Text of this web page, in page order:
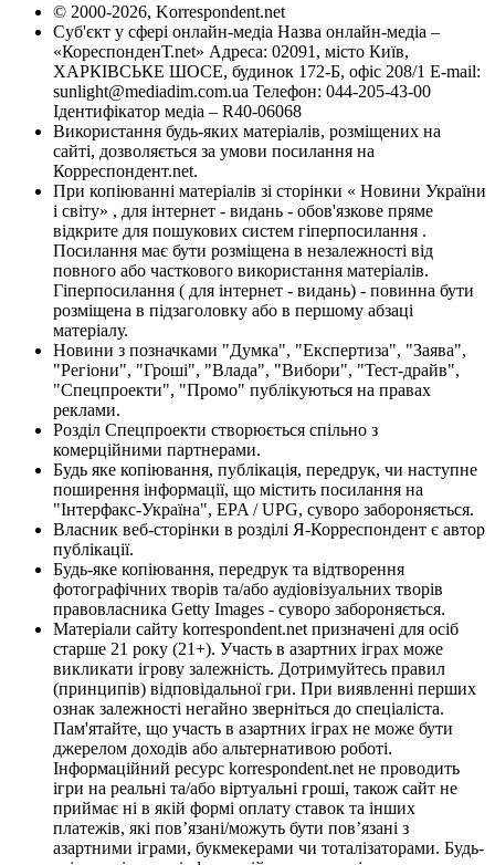
© 2000-2026, Korrespondent.net
Суб'єкт у сфері онлайн-медіа Назва онлайн-медіа –
«КореспонденТ.net» Адреса: 02091, місто Київ,
ХАРКІВСЬКЕ ШОСЕ, будинок 172-Б, офіс 208/1 E-mail:
sunlight@mediadim.com.ua Телефон: 044-205-43-00
Ідентифікатор медіа – R40-06068
Використання будь-яких матеріалів, розміщених на
сайті, дозволяється за умови посилання на
Корреспондент.net.
При копіюванні матеріалів зі сторінки « Новини України
і світу» , для інтернет - видань - обов'язкове пряме
відкрите для пошукових систем гіперпосилання .
Посилання має бути розміщена в незалежності від
повного або часткового використання матеріалів.
Гіперпосилання ( для інтернет - видань) - повинна бути
розміщена в підзаголовку або в першому абзаці
матеріалу.
Новини з позначками "Думка", "Експертиза", "Заява",
"Регіони", "Гроші", "Влада", "Вибори", "Тест-драйв",
"Спецпроекти", "Промо" публікуються на правах
реклами.
Розділ Спецпроекти створюється спільно з
комерційними партнерами.
Будь яке копіювання, публікація, передрук, чи наступне
поширення інформації, що містить посилання на
"Інтерфакс-Україна", EPA / UPG, суворо забороняється.
Власник веб-сторінки в розділі Я-Корреспондент є автор
публікації.
Будь-яке копіювання, передрук та відтворення
фотографічних творів та/або аудіовізуальних творів
правовласника Getty Images - суворо забороняється.
Матеріали сайту korrespondent.net призначені для осіб
старше 21 року (21+). Участь в азартних іграх може
викликати ігрову залежність. Дотримуйтесь правил
(принципів) відповідальної гри. При виявленні перших
ознак залежності негайно зверніться до спеціаліста.
Пам'ятайте, що участь в азартних іграх не може бути
джерелом доходів або альтернативою роботі.
Інформаційний ресурс korrespondent.net не проводить
ігри на реальні та/або віртуальні гроші, також сайт не
приймає ні в якій формі оплату ставок та інших
платежів, які пов’язані/можуть бути пов’язані з
азартними іграми, букмекерами чи тоталізаторами. Будь-